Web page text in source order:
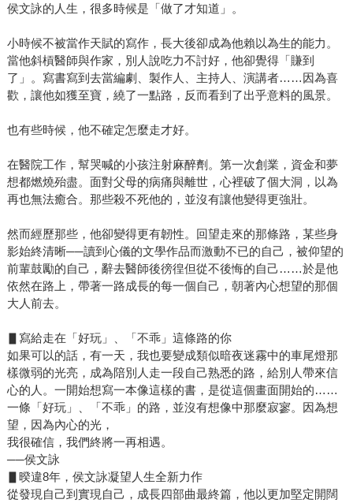
輩所給予的打氣、那些徬徨歸徬徨但從不後悔的自己——才
玩」、「不乖」的力量，才有的堅定。是這些既隱約又清晰
的堅定，所以他從沒有放棄停下過，於是能在這漫漫長路
上，與我們一再相遇。
侯文詠的人生，很多時候是「做了才知道」。
小時候不被當作天賦的寫作，長大後卻成為他賴以為生的能力。
當他斜槓醫師與作家，別人說吃力不討好，他卻覺得「賺到
了」。寫書寫到去當編劇、製作人、主持人、演講者……因為喜
歡，讓他如獲至寶，繞了一點路，反而看到了出乎意料的風景。
也有些時候，他不確定怎麼走才好。
在醫院工作，幫哭喊的小孩注射麻醉劑。第一次創業，資金和夢
想都燃燒殆盡。面對父母的病痛與離世，心裡破了個大洞，以為
再也無法癒合。那些殺不死他的，並沒有讓他變得更強壯。
然而經歷那些，他卻變得更有韌性。回望走來的那條路，某些身
影始終清晰──讀到心儀的文學作品而激動不已的自己，被仰望的
前輩鼓勵的自己，辭去醫師後徬徨但從不後悔的自己……於是他
依然在路上，帶著一路成長的每一個自己，朝著內心想望的那個
大人前去。
▋寫給走在「好玩」、「不乖」這條路的你
如果可以的話，有一天，我也要變成類似暗夜迷霧中的車尾燈那
樣微弱的光亮，成為陪別人走一段自己熟悉的路，給別人帶來信
心的人。一開始想寫一本像這樣的書，是從這個畫面開始的……
一條「好玩」、「不乖」的路，並沒有想像中那麼寂寥。因為想
望，因為內心的光，
我很確信，我們終將一再相遇。
──侯文詠
▋暌違8年，侯文詠凝望人生全新力作
從發現自己到實現自己，成長四部曲最終篇，他以更加堅定開闊